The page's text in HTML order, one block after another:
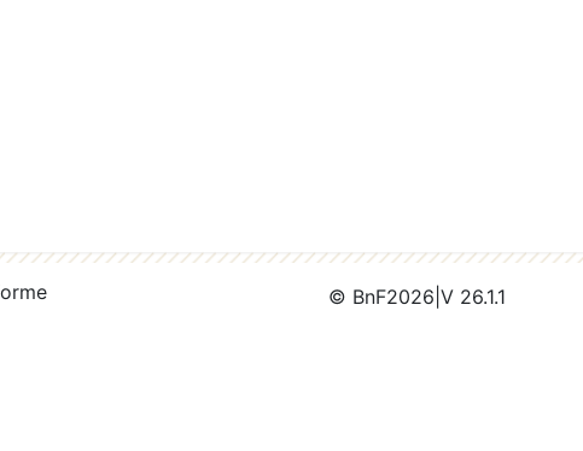
© BnF2026 V 26.1.1